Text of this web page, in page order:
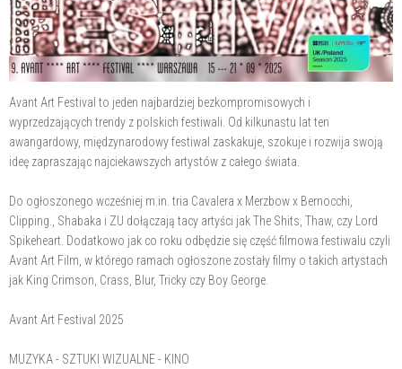
Avant Art Festival to jeden najbardziej bezkompromisowych i
wyprzedzających trendy z polskich festiwali. Od kilkunastu lat ten
awangardowy, międzynarodowy festiwal zaskakuje, szokuje i rozwija swoją
ideę zapraszając najciekawszych artystów z całego świata.
Do ogłoszonego wcześniej m.in. tria Cavalera x Merzbow x Bernocchi,
Clipping., Shabaka i ZU dołączają tacy artyści jak The Shits, Thaw, czy Lord
Spikeheart. Dodatkowo jak co roku odbędzie się część filmowa festiwalu czyli
Avant Art Film, w którego ramach ogłoszone zostały filmy o takich artystach
jak King Crimson, Crass, Blur, Tricky czy Boy George.
Avant Art Festival 2025
MUZYKA - SZTUKI WIZUALNE - KINO